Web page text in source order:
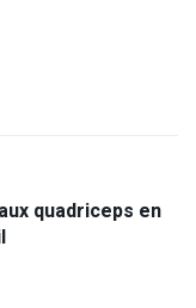
quadriceps en